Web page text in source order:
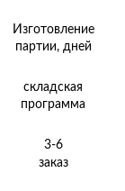
Изготовление
партии, дней
складская
программа
3-6
заказ